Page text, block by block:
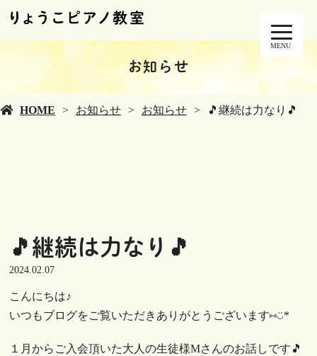
MENU
お知らせ
HOME お知らせ お知らせ 🎵継続は力なり🎵
🎵継続は力なり🎵
2024.02.07
こんにちは♪
いつもブログをご覧いただきありがとうございます⑅︎◡̈︎*
１月からご入会頂いた大人の生徒様Mさんのお話しです🎵